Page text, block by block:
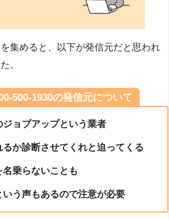
集めると、以下が発信元だと思われ
。
500-1930の発信元について
ョブアップという業者
か診断させてくれと迫ってくる
乗らないことも
う声もあるので注意が必要